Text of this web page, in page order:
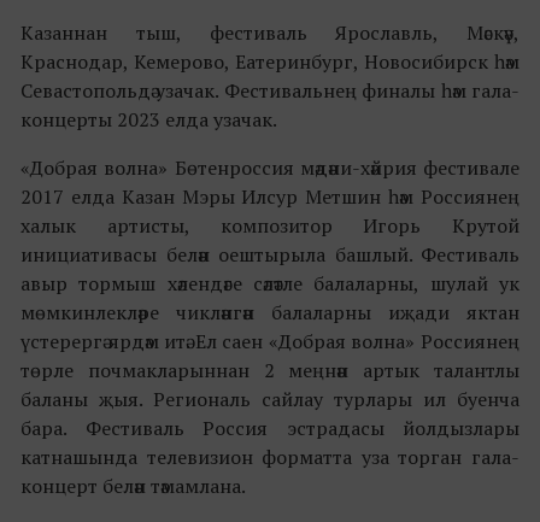
Казаннан тыш, фестиваль Ярославль, Мәскәү,
Краснодар, Кемерово, Еатеринбург, Новосибирск һәм
Севастопольдә узачак. Фестивальнең финалы һәм гала-
концерты 2023 елда узачак.
«Добрая волна» Бөтенроссия мәдәни-хәйрия фестивале
2017 елда Казан Мэры Илсур Метшин һәм Россиянең
халык артисты, композитор Игорь Крутой
инициативасы белән оештырыла башлый. Фестиваль
авыр тормыш хәлендәге сәләтле балаларны, шулай ук
мөмкинлекләре чикләнгән балаларны иҗади яктан
үстерергә ярдәм итә. Ел саен «Добрая волна» Россиянең
төрле почмакларыннан 2 меңнән артык талантлы
баланы җыя. Региональ сайлау турлары ил буенча
бара. Фестиваль Россия эстрадасы йолдызлары
катнашында телевизион форматта уза торган гала-
концерт белән тәмамлана.